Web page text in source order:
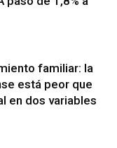
familiar: la
está peor que
en dos variables